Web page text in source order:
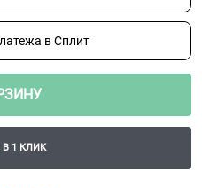
в Сплит
1 КЛИК